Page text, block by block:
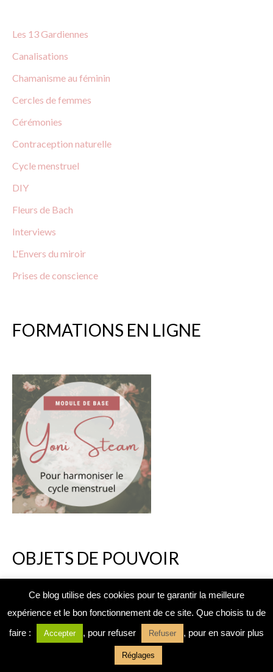
h
e
r
:
Les 13 Gardiennes
Canalisations
Chamanisme au féminin
Cercles defemmes
Cérémonies
Contraception naturelle
Cycle menstruel
DIY
Fleurs de Bach
Interviews
L'Envers du miroir
Prises deconscience
FORMATIONS EN LIGNE
OBJETS DE POUVOIR
Ce blog utilise des cookies pour te garantir la meilleure
expérience et le bon fonctionnement de ce site. Que choisis tu de
faire :
Accepter , pour refuser Refuser , pour en savoir plus
Réglages